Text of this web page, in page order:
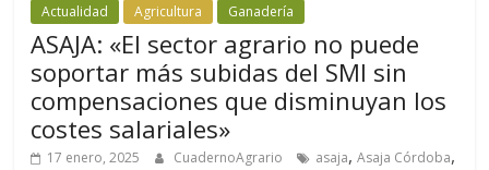
Actualidad Agricultura Ganadería
ASAJA: «El sector agrario no puede
soportar más subidas del SMI sin
compensaciones que disminuyan los
costes salariales»
17 enero, 2025 CuadernoAgrario asaja,Asaja Córdoba,